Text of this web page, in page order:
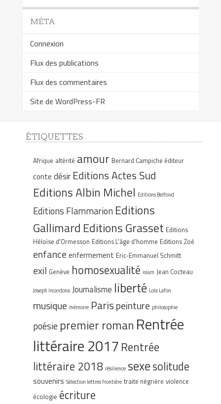
MÉTA
Connexion
Flux des publications
Flux des commentaires
Site de WordPress-FR
ÉTIQUETTES
Afrique altérité amour Bernard Campiche éditeur
conte désir Editions Actes Sud
Editions Albin Michel Editions Belfond
Editions Flammarion Editions
Gallimard Editions Grasset Editions
Héloïse d'Ormesson Editions L'âge d'homme Editions Zoé
enfance enfermement Eric-Emmanuel Schmitt
exil Genève homosexualité islam Jean Cocteau
Joseph Incardona Journalisme liberté Lola Lafon
musique mémoire Parispeinture philosophie
poésie premier roman Rentrée
littéraire 2017 Rentrée
littéraire 2018 résilience sexesolitude
souvenirs Sélection lettres frontière traite négrière violence
écologie écriture